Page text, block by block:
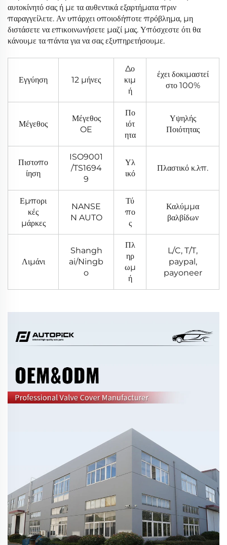
αυτοκίνητό σας ή με τα αυθεντικά εξαρτήματα πριν
παραγγείλετε. Αν υπάρχει οποιοδήποτε πρόβλημα, μη
διστάσετε να επικοινωνήσετε μαζί μας. Υπόσχεστε ότι θα
κάνουμε τα πάντα για να σας εξυπηρετήσουμε.
Εγγύηση 12 μήνες
Δο
κιμ
ή
έχει δοκιμαστεί
στο 100%
Μέγεθος
Μέγεθος
OE
Πο
ιότ
ητα
Υψηλής
Ποιότητας
Πιστοπο
ίηση
ISO9001
/TS1694
9
Υλ
ικό
Πλαστικό κ.λπ.
Εμπορι
κές
μάρκες
NANSE
N AUTO
Τύ
πο
ς
Καλύμμα
βαλβίδων
Λιμάνι
Shangh
ai/Ningb
o
Πλ
ηρ
ωμ
ή
L/C, T/T,
paypal,
payoneer